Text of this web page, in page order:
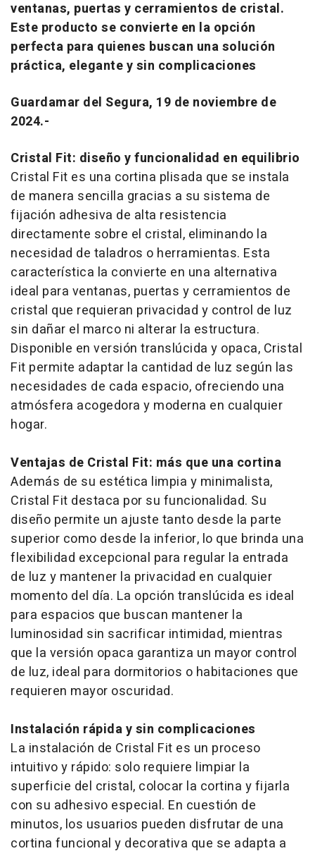
ventanas, puertas y cerramientos de cristal.
Este producto se convierte en la opción
perfecta para quienes buscan una solución
práctica, elegante y sin complicaciones
Guardamar del Segura, 19 de noviembre de
2024.-
Cristal Fit: diseño y funcionalidad en equilibrio
Cristal Fit es una cortina plisada que se instala
de manera sencilla gracias a su sistema de
fijación adhesiva de alta resistencia
directamente sobre el cristal, eliminando la
necesidad de taladros o herramientas. Esta
característica la convierte en una alternativa
ideal para ventanas, puertas y cerramientos de
cristal que requieran privacidad y control de luz
sin dañar el marco ni alterar la estructura.
Disponible en versión translúcida y opaca, Cristal
Fit permite adaptar la cantidad de luz según las
necesidades de cada espacio, ofreciendo una
atmósfera acogedora y moderna en cualquier
hogar.
Ventajas de Cristal Fit: más que una cortina
Además de su estética limpia y minimalista,
Cristal Fit destaca por su funcionalidad. Su
diseño permite un ajuste tanto desde la parte
superior como desde la inferior, lo que brinda una
flexibilidad excepcional para regular la entrada
de luz y mantener la privacidad en cualquier
momento del día. La opción translúcida es ideal
para espacios que buscan mantener la
luminosidad sin sacrificar intimidad, mientras
que la versión opaca garantiza un mayor control
de luz, ideal para dormitorios o habitaciones que
requieren mayor oscuridad.
Instalación rápida y sin complicaciones
La instalación de Cristal Fit es un proceso
intuitivo y rápido: solo requiere limpiar la
superficie del cristal, colocar la cortina y fijarla
con su adhesivo especial. En cuestión de
minutos, los usuarios pueden disfrutar de una
cortina funcional y decorativa que se adapta a